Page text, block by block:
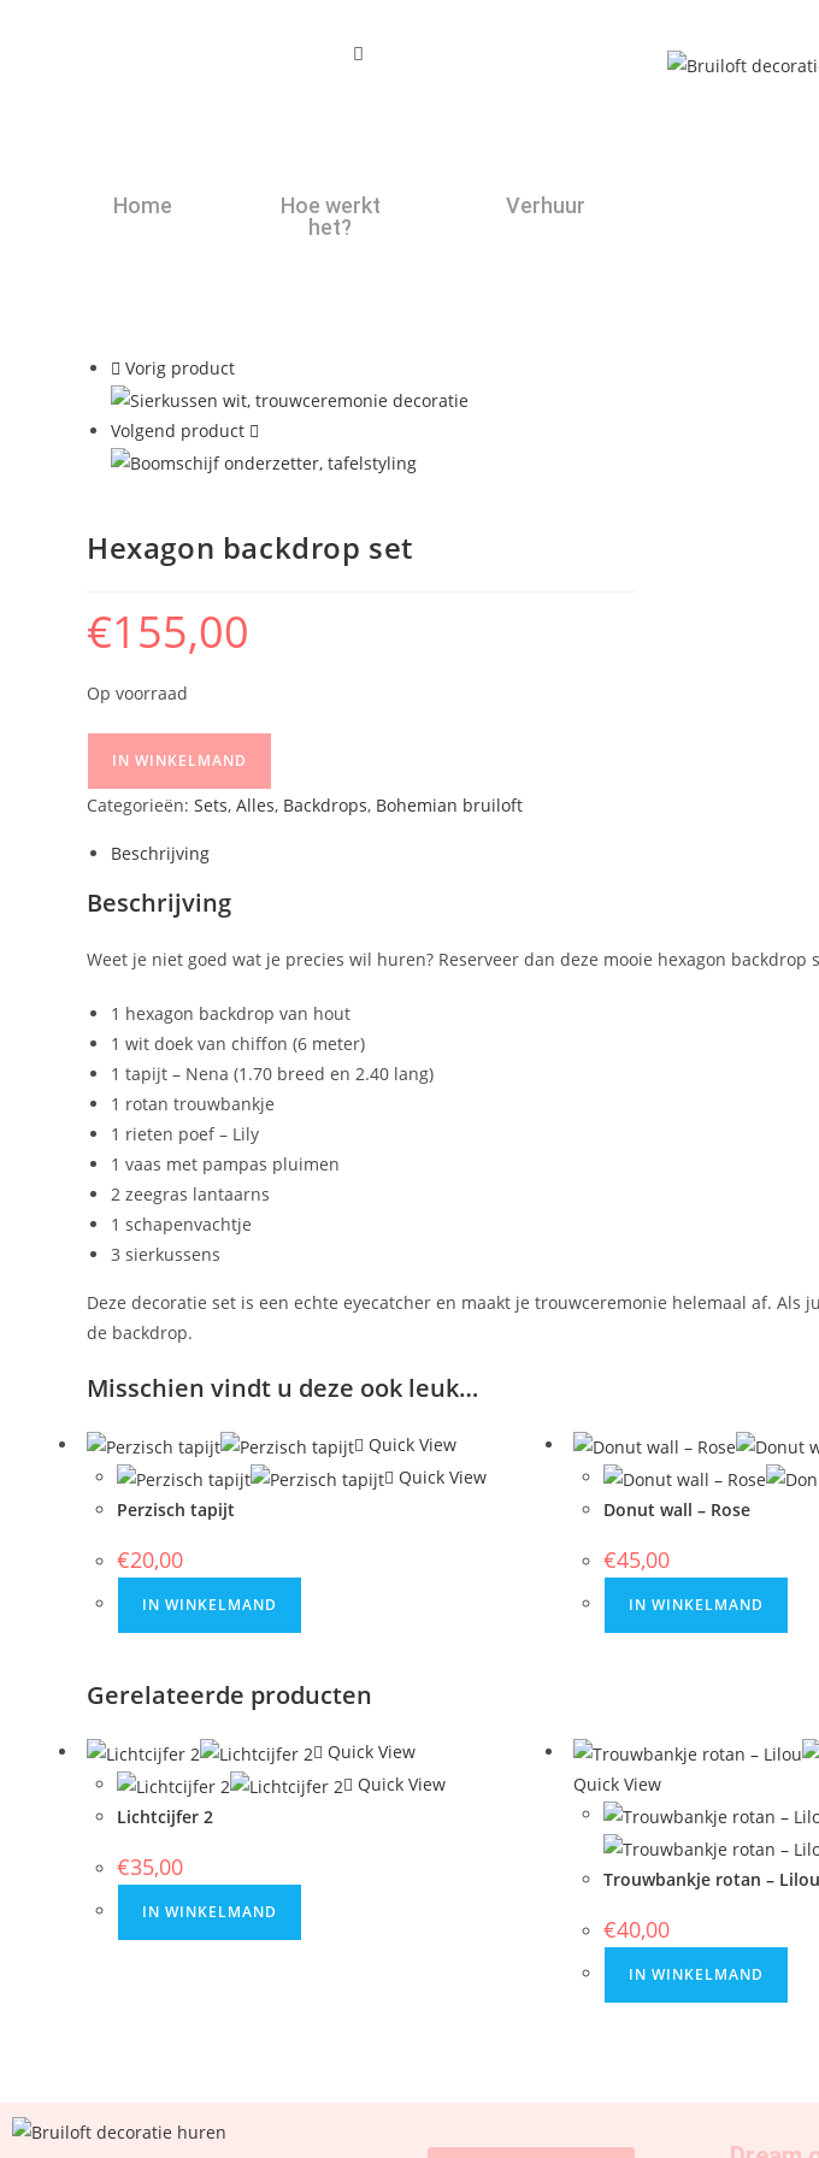
Home
Hoe werkt
het?
Verhuur
Vorig product
Volgend product
Hexagon backdrop set
€155,00
Op voorraad
IN WINKELMAND
Categorieën: Sets, Alles, Backdrops, Bohemian bruiloft
Beschrijving
Beschrijving
Weet je niet goed wat je precies wil huren? Reserveer dan deze mooie hexagon
1 hexagon backdrop van hout
1 wit doek van chiffon (6 meter)
1 tapijt – Nena (1.70 breed en 2.40 lang)
1 rotan trouwbankje
1 rieten poef – Lily
1 vaas met pampas pluimen
2 zeegras lantaarns
1 schapenvachtje
3 sierkussens
Deze decoratie set is een echte eyecatcher en maakt je trouwceremonie helemaal af.
de backdrop.
Misschien vindt u deze ook leuk…
Quick View
Quick View
Perzisch tapijt
€20,00
IN WINKELMAND
Donut wall – Rose
€45,00
IN WINKELMAND
Gerelateerde producten
Quick View
Quick View
Lichtcijfer 2
€35,00
IN WINKELMAND
Quick View
Trouwbankje rotan – Lilou
€40,00
IN WINKELMAND